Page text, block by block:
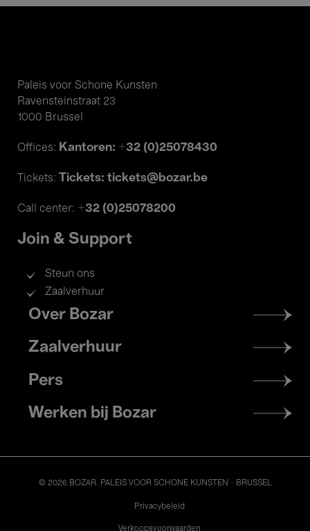
Paleis voor Schone Kunsten
Ravensteinstraat 23
1000 Brussel
Offices: Kantoren: +32 (0)25078430
Tickets: Tickets: tickets@bozar.be
Call center: +32 (0)25078200
Join & Support
Steun ons
Zaalverhuur
Footer
menu
Over Bozar
Zaalverhuur
Pers
Werken bij Bozar
© 2026 BOZAR. PALEIS VOOR SCHONE KUNSTEN - BRUSSEL
Privacybeleid
Verkoopsvoorwaarden